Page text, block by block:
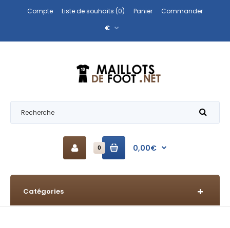
Compte Liste de souhaits (0) Panier
Commander
€
0 0,00€
Catégories